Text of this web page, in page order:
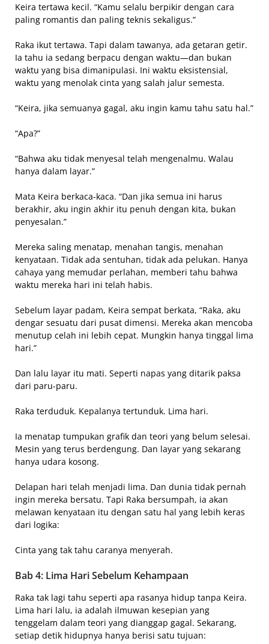
Keira tertawa kecil. “Kamu selalu berpikir dengan cara
paling romantis dan paling teknis sekaligus.”
Raka ikut tertawa. Tapi dalam tawanya, ada getaran getir.
Ia tahu ia sedang berpacu dengan waktu—dan bukan
waktu yang bisa dimanipulasi. Ini waktu eksistensial,
waktu yang menolak cinta yang salah jalur semesta.
“Keira, jika semuanya gagal, aku ingin kamu tahu satu hal.”
“Apa?”
“Bahwa aku tidak menyesal telah mengenalmu. Walau
hanya dalam layar.”
Mata Keira berkaca-kaca. “Dan jika semua ini harus
berakhir, aku ingin akhir itu penuh dengan kita, bukan
penyesalan.”
Mereka saling menatap, menahan tangis, menahan
kenyataan. Tidak ada sentuhan, tidak ada pelukan. Hanya
cahaya yang memudar perlahan, memberi tahu bahwa
waktu mereka hari ini telah habis.
Sebelum layar padam, Keira sempat berkata, “Raka, aku
dengar sesuatu dari pusat dimensi. Mereka akan mencoba
menutup celah ini lebih cepat. Mungkin hanya tinggal lima
hari.”
Dan lalu layar itu mati. Seperti napas yang ditarik paksa
dari paru-paru.
Raka terduduk. Kepalanya tertunduk. Lima hari.
Ia menatap tumpukan grafik dan teori yang belum selesai.
Mesin yang terus berdengung. Dan layar yang sekarang
hanya udara kosong.
Delapan hari telah menjadi lima. Dan dunia tidak pernah
ingin mereka bersatu. Tapi Raka bersumpah, ia akan
melawan kenyataan itu dengan satu hal yang lebih keras
dari logika:
Cinta yang tak tahu caranya menyerah.
Bab 4: Lima Hari Sebelum Kehampaan
Raka tak lagi tahu seperti apa rasanya hidup tanpa Keira.
Lima hari lalu, ia adalah ilmuwan kesepian yang
tenggelam dalam teori yang dianggap gagal. Sekarang,
setiap detik hidupnya hanya berisi satu tujuan: